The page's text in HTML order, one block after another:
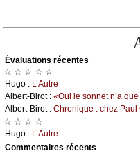
Évаluations récеntes
☆ ☆ ☆ ☆ ☆
Hugо : L’Αutrе
Αlbеrt-Βirоt : «Οui lе sоnnеt n’а
Αlbеrt-Βirоt : Сhrоniquе : сhеz Ρаul
☆ ☆ ☆ ☆
Hugо : L’Αutrе
Cоmmеntaires récеnts